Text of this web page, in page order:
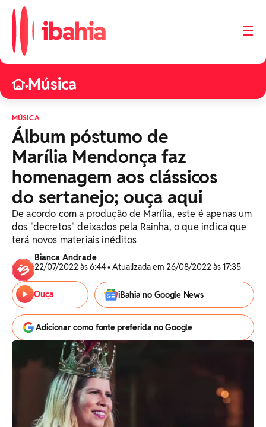
☰
•Música
MÚSICA
Álbum póstumo de
Marília Mendonça faz
homenagem aos clássicos
do sertanejo; ouça aqui
De acordo com a produção de Marília, este é apenas um
dos "decretos" deixados pela Rainha, o que indica que
terá novos materiais inéditos
Bianca Andrade
22/07/2022 às 6:44 • Atualizada em 26/08/2022 às 17:35
Ouça iBahia no Google News
Adicionar como fonte preferida no Google